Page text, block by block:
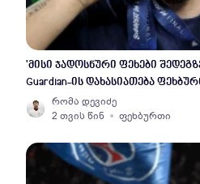
'მისი ჯადოსნური ფეხები
Guardian-ის დახასიათება
რომა დევიძე
2 თვის წინ
ფეხბურთი